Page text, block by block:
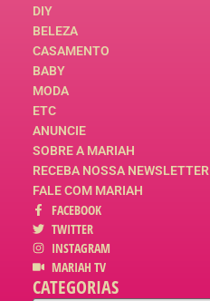
DIY
BELEZA
CASAMENTO
BABY
MODA
ETC
ANUNCIE
SOBRE A MARIAH
RECEBA NOSSA NEWSLETTER
FALE COM MARIAH
FACEBOOK
TWITTER
INSTAGRAM
MARIAH TV
CATEGORIAS